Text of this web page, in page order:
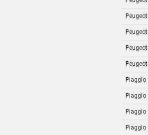
Peugeot
Peugeot
Peugeot
Peugeot
Piaggio
Piaggio
Piaggio
Piaggio